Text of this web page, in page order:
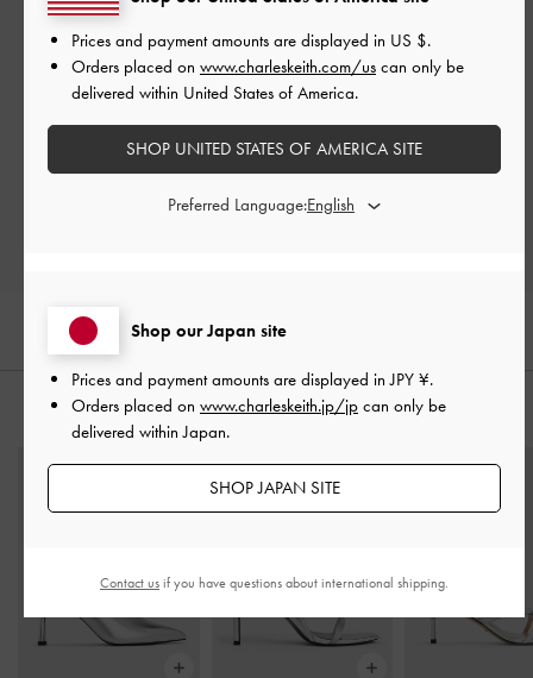
ご感想をお聞かせください
Let us know what you think
おすすめのアイテム
Shop our Japan site
Prices and payment amounts are displayed inJPY ¥.
Orders placed on www.charleskeith.jp/jp can only be
delivered within Japan.
SHOP JAPAN SITE
Prices and payment amounts are displayed in US $.
Orders placed on www.charleskeith.com/us can only be
delivered within United States of America.
SHOP UNITED STATES OF AMERICA SITE
Preferred Language:
Contact usif you have questions about international shipping.